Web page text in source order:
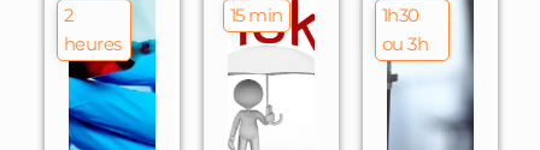
2
heures
15 min
1h30
ou 3h